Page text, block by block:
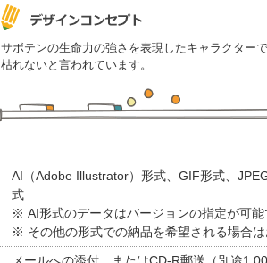
サボテンの生命力の強さを表現したキャラクター
枯れないと言われています。
AI（Adobe Illustrator）形式、GIF形式、
式
※ AI形式のデータはバージョンの指定が可能
※ その他の形式での納品を希望される場合